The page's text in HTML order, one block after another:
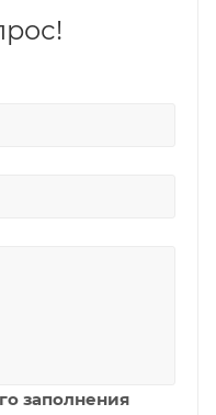
заполнения